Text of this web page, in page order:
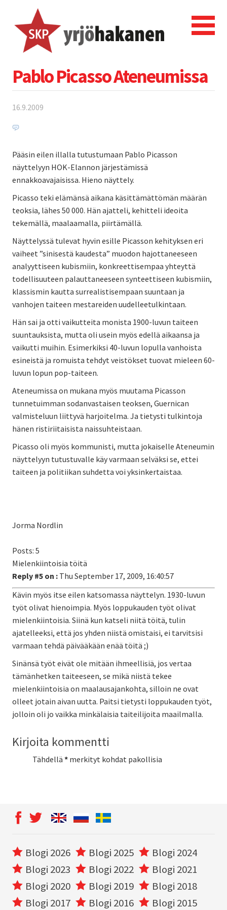
Pablo Picasso Ateneumissa
16.9.2009
Pääsin eilen illalla tutustumaan Pablo Picasson
näyttelyyn HOK-Elannon järjestämissä
ennakkoavajaisissa. Hieno näyttely.
Picasso teki elämänsä aikana käsittämättömän määrän
teoksia, lähes 50 000. Hän ajatteli, kehitteli ideoita
tekemällä, maalaamalla, piirtämällä.
Näyttelyssä tulevat hyvin esille Picasson kehityksen eri
vaiheet ”sinisestä kaudesta” muodon hajottaneeseen
analyyttiseen kubismiin, konkreettisempaa yhteyttä
todellisuuteen palauttaneeseen synteettiseen kubismiin,
klassismin kautta surrealistisempaan suuntaan ja
vanhojen taiteen mestareiden uudelleetulkintaan.
Hän sai ja otti vaikutteita monista 1900-luvun taiteen
suuntauksista, mutta oli usein myös edellä aikaansa ja
vaikutti muihin. Esimerkiksi 40-luvun lopulla vanhoista
esineistä ja romuista tehdyt veistökset tuovat mieleen 60-
luvun lopun pop-taiteen.
Ateneumissa on mukana myös muutama Picasson
tunnetuimman sodanvastaisen teoksen, Guernican
valmisteluun liittyvä harjoitelma. Ja tietysti tulkintoja
hänen ristiriitaisista naissuhteistaan.
Picasso oli myös kommunisti, mutta jokaiselle Ateneumin
näyttelyyn tutustuvalle käy varmaan selväksi se, ettei
taiteen ja politiikan suhdetta voi yksinkertaistaa.
Jorma Nordlin
Posts: 5
Mielenkiintoisia töitä
Reply #5 on : Thu September 17, 2009, 16:40:57
Kävin myös itse eilen katsomassa näyttelyn. 1930-luvun
työt olivat hienoimpia. Myös loppukauden työt olivat
mielenkiintoisia. Siinä kun katseli niitä töitä, tulin
ajatelleeksi, että jos yhden niistä omistaisi, ei tarvitsisi
varmaan tehdä päivääkään enää töitä ;)
Sinänsä työt eivät ole mitään ihmeellisiä, jos vertaa
tämänhetken taiteeseen, se mikä niistä tekee
mielenkiintoisia on maalausajankohta, silloin ne ovat
olleet jotain aivan uutta. Paitsi tietysti loppukauden työt,
jolloin oli jo vaikka minkälaisia taiteilijoita maailmalla.
Kirjoita kommentti
Tähdellä * merkityt kohdat pakollisia
Blogi 2026 Blogi 2025
Blogi 2024
Blogi 2023
Blogi 2022
Blogi 2021
Blogi 2020
Blogi 2019
Blogi 2018
Blogi 2017
Blogi 2016 Blogi 2015